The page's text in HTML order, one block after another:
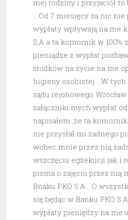
mej rodziny i przyjaciół to
….Od 7 miesięcy za nic nie
wypłaty wpływają na me
S,A a ta komornik w 100%
pieniądze z wypłat
środków na życie na me
higieny osobistej …W tych
sądu rejonowego
załączniki mych wypłat
napisałem ,że ta
nie przysłał mi żadnego
wobec mnie przez nią
wszczęciu egzekucji jak i
pisma o zajęciu przez nią
Bnaku PKO S.A… O
się będąc w Banku PKO
wypłaty pieniędzy na me